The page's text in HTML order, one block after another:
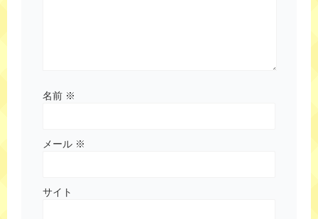
名前 ※
メール ※
サイト